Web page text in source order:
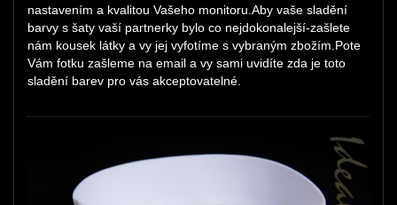
nastavením a kvalitou Vašeho monitoru.Aby vaše sladění
barvy s šaty vaší partnerky bylo co nejdokonalejší-zašlete
nám kousek látky a vy jej vyfotíme s vybraným zbožím.Pote
Vám fotku zašleme na email a vy sami uvidíte zda je toto
sladění barev pro vás akceptovatelné.